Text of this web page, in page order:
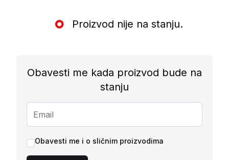
Proizvod nije na stanju.
Obavesti me kada proizvod bude na
stanju
Obavesti me i o sličnim proizvodima